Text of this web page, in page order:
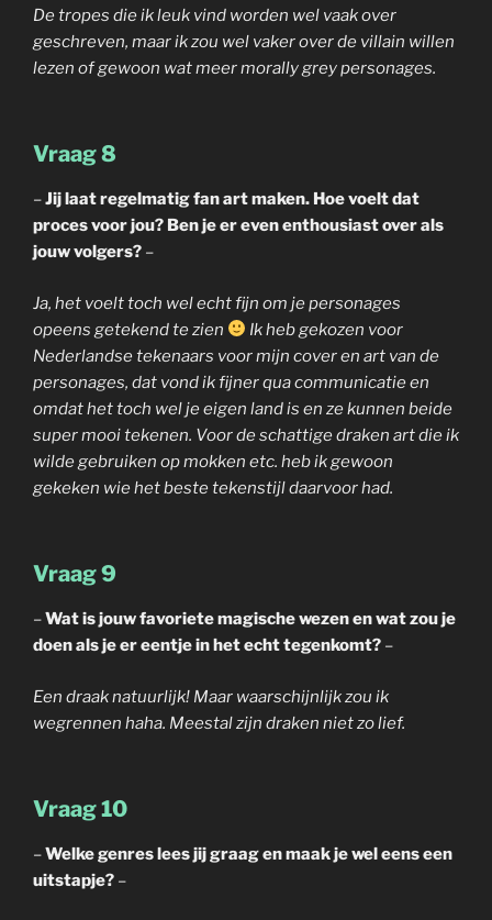
De tropes die ik leuk vind worden wel vaak over
geschreven, maar ik zou wel vaker over de villain willen
lezen of gewoon wat meer morally grey personages.
Vraag 8
–Jij laat regelmatig fan art maken. Hoe voelt dat
proces voor jou? Ben je er even enthousiast over als
jouw volgers? –
Ja, het voelt toch wel echt fijn om je personages
opeens getekend te zien
Ik heb gekozen voor
Nederlandse tekenaars voor mijn cover en art van de
personages, dat vond ik fijner qua communicatie en
omdat het toch wel je eigen land is en ze kunnen beide
super mooi tekenen. Voor de schattige draken art die ik
wilde gebruiken op mokken etc. heb ik gewoon
gekeken wie het beste tekenstijl daarvoor had.
Vraag 9
–Wat is jouw favoriete magische wezen en wat zou je
doen als je er eentje in het echt tegenkomt? –
Een draak natuurlijk! Maar waarschijnlijk zou ik
wegrennen haha. Meestal zijn draken niet zo lief.
Vraag 10
–Welke genres lees jij graag en maak je wel eens een
uitstapje? –